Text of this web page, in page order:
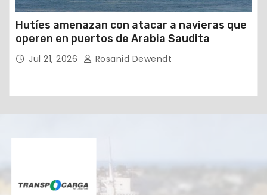
Hutíes amenazan con atacar a navieras que
operen en puertos de Arabia Saudita
Jul 21, 2026 Rosanid Dewendt